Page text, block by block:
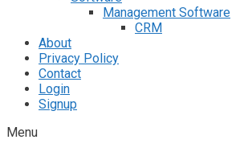
Management Software
CRM
About
Privacy Policy
Contact
Login
Signup
Menu